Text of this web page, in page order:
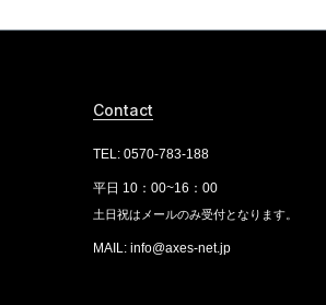
Contact
TEL: 0570-783-188
平日 10：00~16：00
土日祝はメールのみ受付となります。
MAIL: info@axes-net.jp